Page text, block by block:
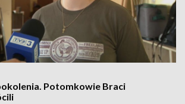
Potomkowie Braci